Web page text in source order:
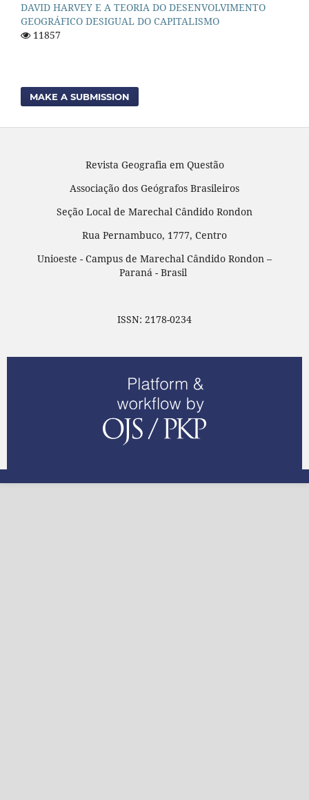
DAVID HARVEY E A TEORIA DO DESENVOLVIMENTO
GEOGRÁFICO DESIGUAL DO CAPITALISMO
11857
MAKE A SUBMISSION
Revista Geografia em Questão
Associação dos Geógrafos Brasileiros
Seção Local de Marechal Cândido Rondon
Rua Pernambuco, 1777, Centro
Unioeste - Campus de Marechal Cândido Rondon –
Paraná - Brasil
ISSN: 2178-0234